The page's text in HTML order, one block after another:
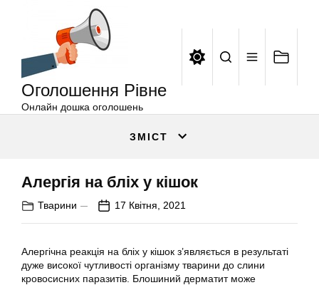
Оголошення Рівне
Онлайн дошка оголошень
ЗМІСТ
Алергія на бліх у кішок
Тварини 17 Квітня, 2021
Алергічна реакція на бліх у кішок з’являється в результаті
дуже високої чутливості організму тварини до слини
кровосисних паразитів. Блошиний дерматит може